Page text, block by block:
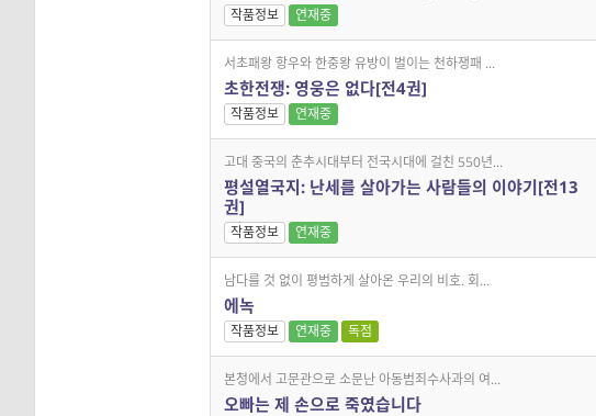
작품정보 연재중
서초패왕 항우와 한중왕 유방이 벌이는 천하쟁패 ...
초한전쟁: 영웅은 없다[전4권]
작품정보 연재중
고대 중국의 춘추시대부터 전국시대에 걸친 550년...
평설열국지: 난세를 살아가는 사람들의 이야기[전13
권]
작품정보 연재중
남다를 것 없이 평범하게 살아온 우리의 비호. 회...
에녹
작품정보 연재중 독점
본청에서 고문관으로 소문난 아동범죄수사과의 여...
오빠는 제 손으로 죽였습니다